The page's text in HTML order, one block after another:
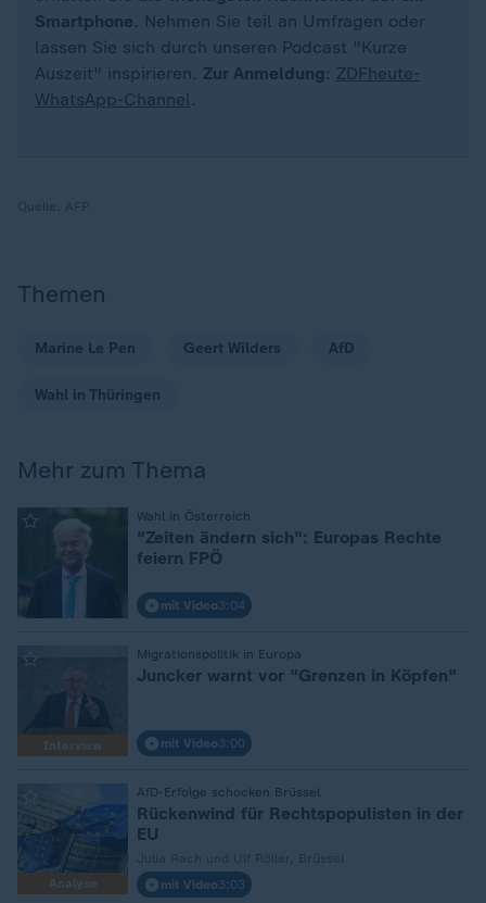
Smartphone. Nehmen Sie teil an Umfragen oder
lassen Sie sich durch unseren Podcast "Kurze
Auszeit" inspirieren. Zur Anmeldung : ZDFheute-
WhatsApp-Channel.
Themen
Marine Le Pen Geert Wilders AfD
Wahl in Thüringen
Mehr zum Thema
Wahl in Österreich
"Zeiten ändern sich": Europas Rechte
feiern FPÖ
mit Video3:04
Interview
Migrationspolitik in Europa
Juncker warnt vor "Grenzen in Köpfen"
mit Video3:00
Analyse
AfD-Erfolge schocken Brüssel
Rückenwind für Rechtspopulisten in der
EU
mit Video3:03